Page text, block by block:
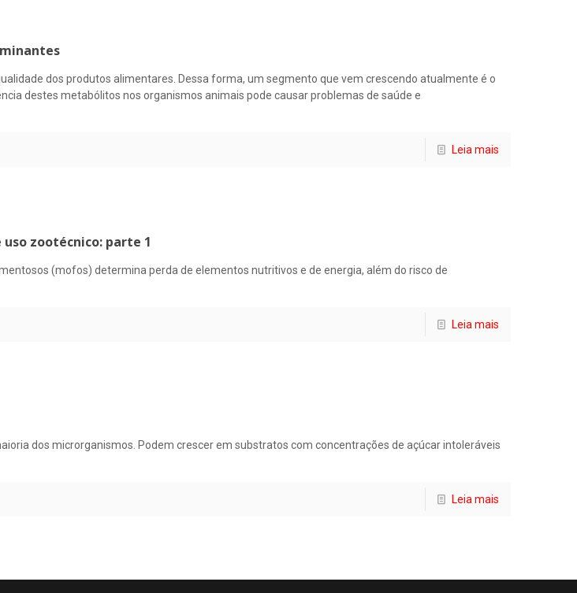
dos produtos alimentares. Dessa forma, um segmento que vem crescendo atualmente é o
destes metabólitos nos organismos animais pode causar problemas de saúde e
Leia mais
zootécnico: parte 1
(mofos) determina perda de elementos nutritivos e de energia, além do risco de
Leia mais
dos microrganismos. Podem crescer em substratos com concentrações de açúcar intoleráveis
Leia mais